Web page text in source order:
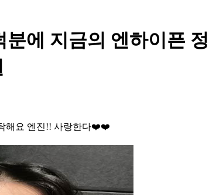
에 지금의 엔하이픈
해요 엔진!! 사랑한다❤️❤️